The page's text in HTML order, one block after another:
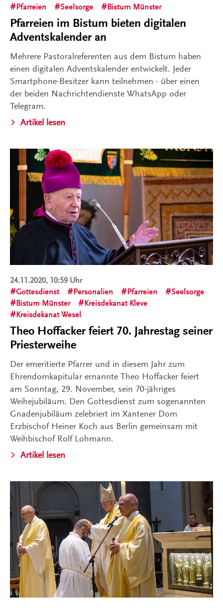
Pfarreien Seelsorge Bistum Münster
Pfarreien im Bistum bieten digitalen
Adventskalender an
Mehrere Pastoralreferenten aus dem Bistum haben
einen digitalen Adventskalender entwickelt. Jeder
Smartphone-Besitzer kann teilnehmen - über einen
der beiden Nachrichtendienste WhatsApp oder
Telegram.
Artikel lesen
24.11.2020, 10:59 Uhr
Gottesdienst
Personalien Pfarreien
Seelsorge
Bistum Münster
Kreisdekanat Kleve
Kreisdekanat Wesel
Theo Hoffacker feiert 70. Jahrestag seiner
Priesterweihe
Der emeritierte Pfarrer und in diesem Jahr zum
Ehrendomkapitular ernannte Theo Hoffacker feiert
am Sonntag, 29. November, sein 70-jähriges
Weihejubiläum. Den Gottesdienst zum sogenannten
Gnadenjubiläum zelebriert im Xantener Dom
Erzbischof Heiner Koch aus Berlin gemeinsam mit
Weihbischof Rolf Lohmann.
Artikel lesen